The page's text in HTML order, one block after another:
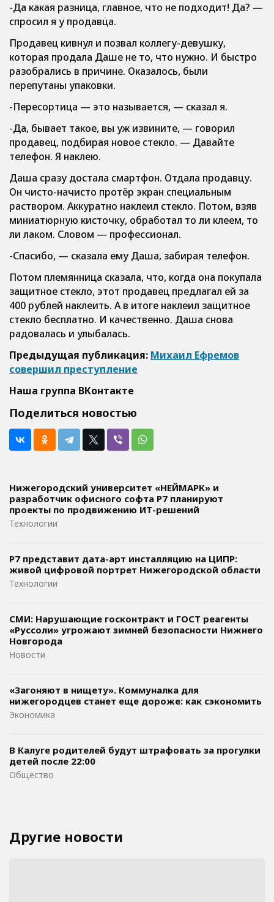
-Да какая разница, главное, что не подходит! Да? —
спросил я у продавца.
Продавец кивнул и позвал коллегу-девушку,
которая продала Даше не то, что нужно. И быстро
разобрались в причине. Оказалось, были
перепутаны упаковки.
-Пересортица — это называется, — сказал я.
-Да, бывает такое, вы уж извините, — говорил
продавец, подбирая новое стекло. — Давайте
телефон. Я наклею.
Даша сразу достала смартфон. Отдала продавцу.
Он чисто-начисто протёр экран специальным
раствором. Аккуратно наклеил стекло. Потом, взяв
миниатюрную кисточку, обработал то ли клеем, то
ли лаком. Словом — профессионал.
-Спасибо, — сказала ему Даша, забирая телефон.
Потом племянница сказала, что, когда она покупала
защитное стекло, этот продавец предлагал ей за
400 рублей наклеить. А в итоге наклеил защитное
стекло бесплатно. И качественно. Даша снова
радовалась и улыбалась.
Предыдущая публикация: Михаил Ефремов
совершил преступление
Наша группа ВКонтакте
Поделиться новостью
Нижегородский университет «НЕЙМАРК» и
разработчик офисного софта P7 планируют
проекты по продвижению ИТ-решений
Технологии
Р7 представит дата-арт инсталляцию на ЦИПР:
живой цифровой портрет Нижегородской области
Технологии
СМИ: Нарушающие госконтракт и ГОСТ реагенты
«Руссоли» угрожают зимней безопасности Нижнего
Новгорода
Новости
«Загоняют в нищету». Коммуналка для
нижегородцев станет еще дороже: как сэкономить
Экономика
В Калуге родителей будут штрафовать за прогулки
детей после 22:00
Общество
Другие новости